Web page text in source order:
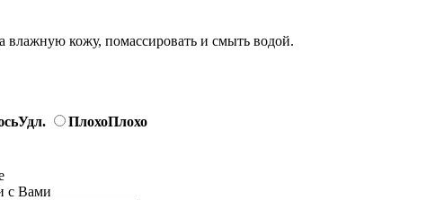
кожу, помассировать и смыть водой.
Удл. ПлохоПлохо
с Вами